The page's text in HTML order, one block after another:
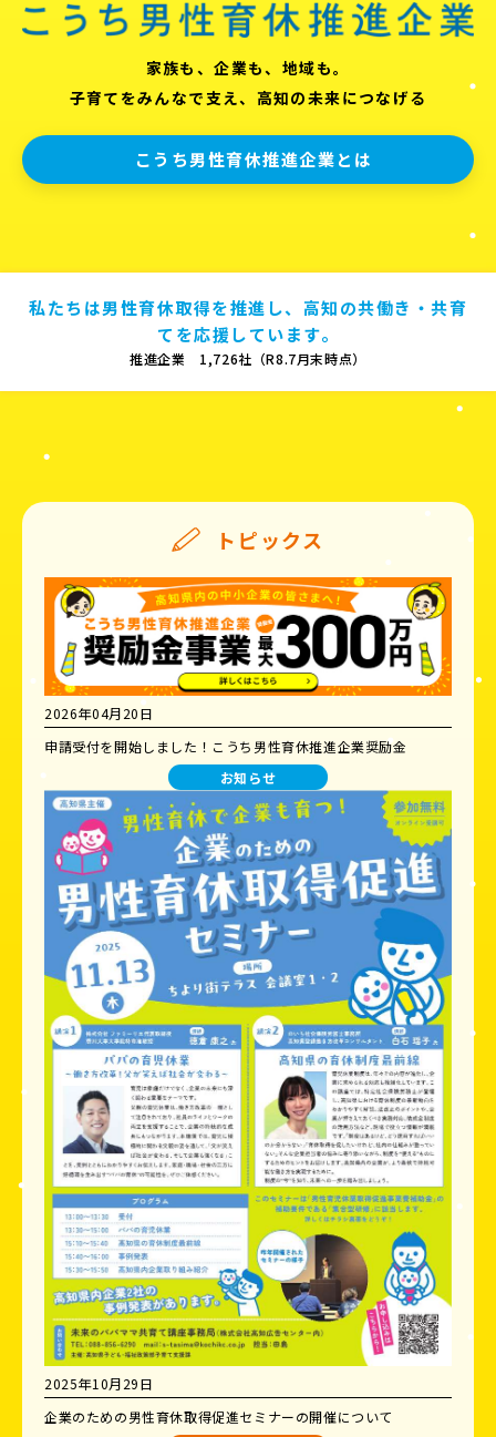
家族も、企業も、地域も。
子育てをみんなで支え、高知の未来につなげる
こうち男性育休推進企業とは
私たちは男性育休取得を推進し、高知の共働き・共育
てを応援しています。
推進企業 1,726社（R8.7月末時点）
トピックス
2026年04月20日
申請受付を開始しました！こうち男性育休推進企業奨励金
お知らせ
2025年10月29日
企業のための男性育休取得促進セミナーの開催について